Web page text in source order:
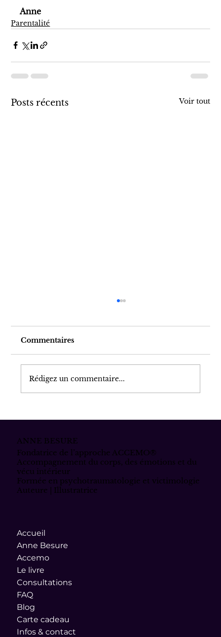
Anne
Parentalité
Posts récents Voir tout
devenant parent.
Commentaires
Rédigez un commentaire...
ANNE BESURE
Fondatrice de l’approche ACCEMO®
Accompagnement du corps, des émotions et du
vécu intérieur
Formée en psychotraumatologie et victimologie
Auteure | Illustratrice
Accueil
Anne Besure
Accemo
Le livre
Consultations
FAQ
Blog
Carte cadeau
Infos & contact